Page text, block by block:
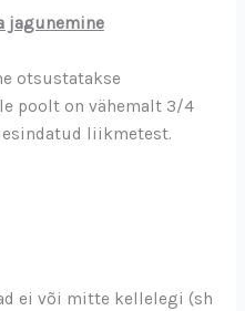
jagunemine
otsustatakse
poolt on vähemalt 3/4
liikmetest.
ei või mitte kellelegi (sh